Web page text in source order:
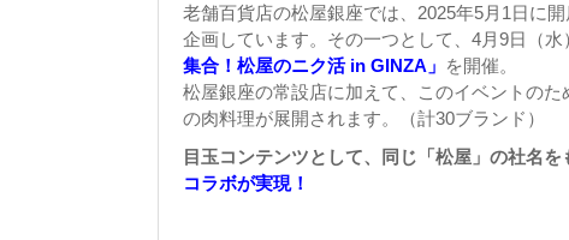
老舗百貨店の松屋銀座では、2025年5月1日に
企画しています。その一つとして、4月9日（
集合！松屋のニク活 in GINZA」 を開催。
松屋銀座の常設店に加えて、このイベントの
の肉料理が展開されます。（計30ブランド）
目玉コンテンツとして、同じ「松屋」の社名を
コラボが実現！